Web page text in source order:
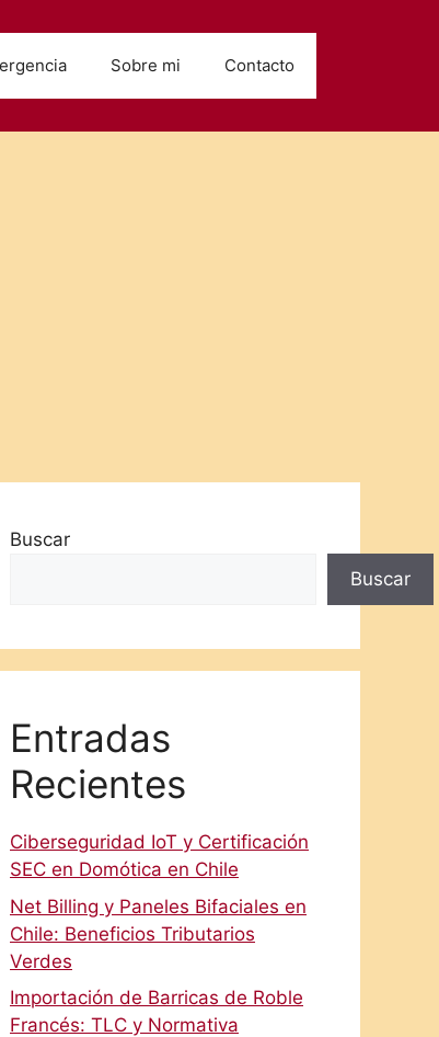
Sobre mi Contacto
Buscar
Buscar
Entradas
Recientes
Ciberseguridad IoT y Certificación
SEC en Domótica en Chile
Net Billing y Paneles Bifaciales en
Chile: Beneficios Tributarios
Verdes
Importación de Barricas de Roble
Francés: TLC y Normativa